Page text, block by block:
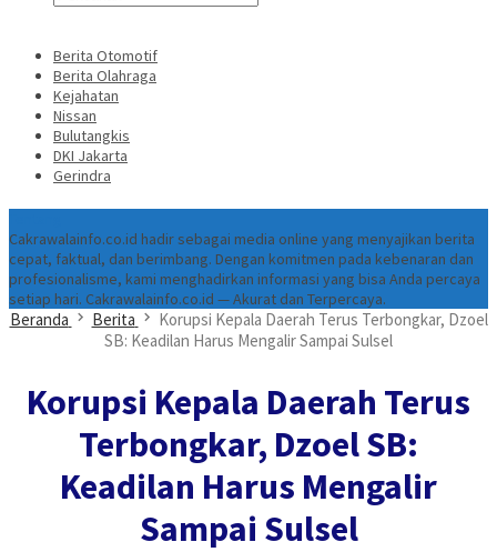
Berita Otomotif
Berita Olahraga
Kejahatan
Nissan
Bulutangkis
DKI Jakarta
Gerindra
Cakrawalainfo.co.id hadir sebagai media online yang menyajikan berita
cepat, faktual, dan berimbang. Dengan komitmen pada kebenaran dan
profesionalisme, kami menghadirkan informasi yang bisa Anda percaya
setiap hari. Cakrawalainfo.co.id — Akurat dan Terpercaya.
Beranda Berita
Korupsi Kepala Daerah Terus Terbongkar, Dzoel
SB: Keadilan Harus Mengalir Sampai Sulsel
Korupsi Kepala Daerah Terus
Terbongkar, Dzoel SB:
Keadilan Harus Mengalir
Sampai Sulsel